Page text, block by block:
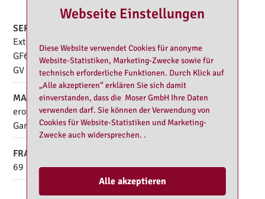
Webseite Einstellungen
Diese Website verwendet Cookies für anonyme
Website-Statistiken, Marketing-Zwecke sowie für
technisch erforderliche Funktionen. Durch Klick auf
„Alle akzeptieren“ erklären Sie sich damit
einverstanden, dass die Moser GmbH Ihre Daten
verwenden darf. Sie können der Verwendung von
Cookies für Website-Statistiken und Marketing-
Zwecke auch widersprechen. .
Alle akzeptieren
SERVICES
Extra langes Vorspiel
GF6
GV
HE
Körperküsse
Schmusen/Kuscheln
MASSAGE
erotische Massage
Ganzkörpermassage
Intim-Massage
FRANZ.
69
Französisch